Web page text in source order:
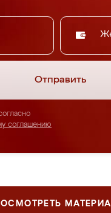
Отправить
соглашению